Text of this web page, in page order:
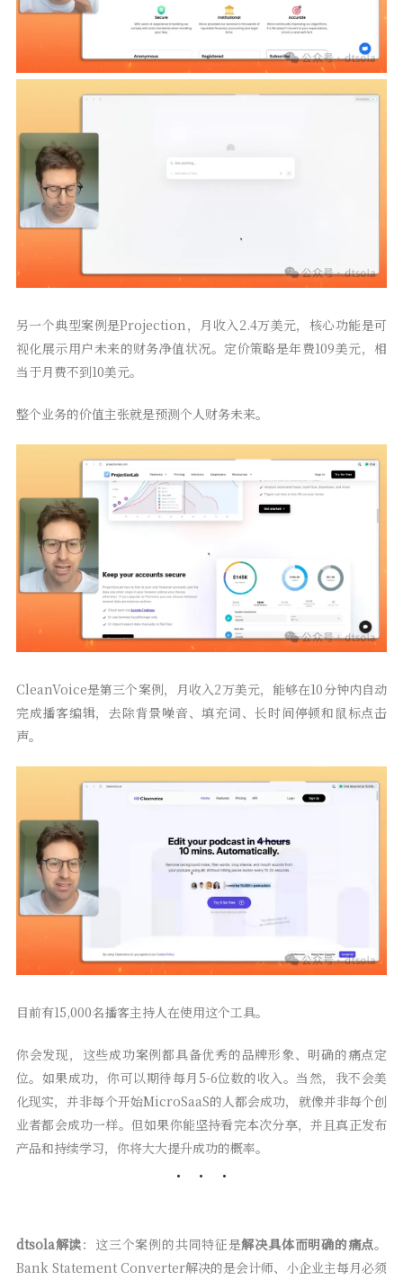
另一个典型案例是Projection，月收入2.4万美元，核心功能是可
视化展示用户未来的财务净值状况。定价策略是年费109美元，相
当于月费不到10美元。
整个业务的价值主张就是预测个人财务未来。
CleanVoice是第三个案例，月收入2万美元，能够在10分钟内自动
完成播客编辑，去除背景噪音、填充词、长时间停顿和鼠标点击
声。
目前有15,000名播客主持人在使用这个工具。
你会发现，这些成功案例都具备优秀的品牌形象、明确的痛点定
位。如果成功，你可以期待每月5-6位数的收入。当然，我不会美
化现实，并非每个开始MicroSaaS的人都会成功，就像并非每个创
业者都会成功一样。但如果你能坚持看完本次分享，并且真正发布
产品和持续学习，你将大大提升成功的概率。
dtsola解读：这三个案例的共同特征是解决具体而明确的痛点。
Bank Statement Converter解决的是会计师、小企业主每月必须